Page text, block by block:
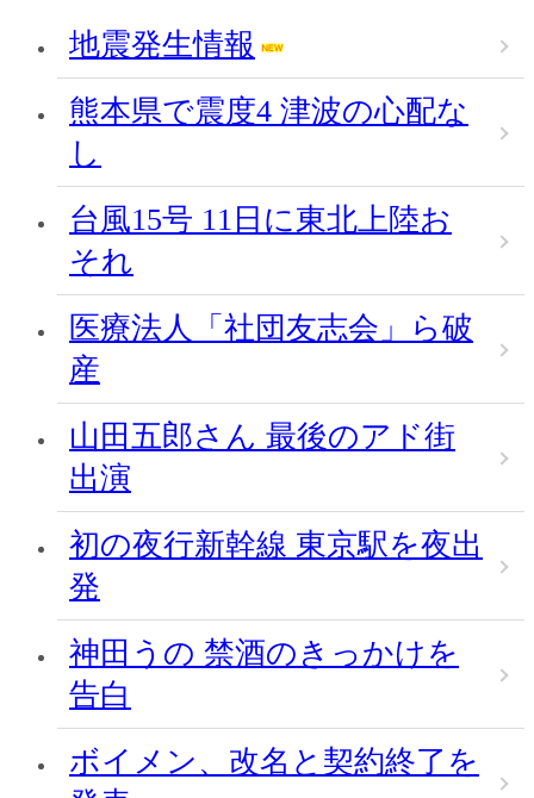
地震発生情報
熊本県で震度4 津波の心配な
し
台風15号 11日に東北上陸お
それ
医療法人「社団友志会」ら破
産
山田五郎さん 最後のアド街
出演
初の夜行新幹線 東京駅を夜出
発
神田うの 禁酒のきっかけを
告白
ボイメン、改名と契約終了を